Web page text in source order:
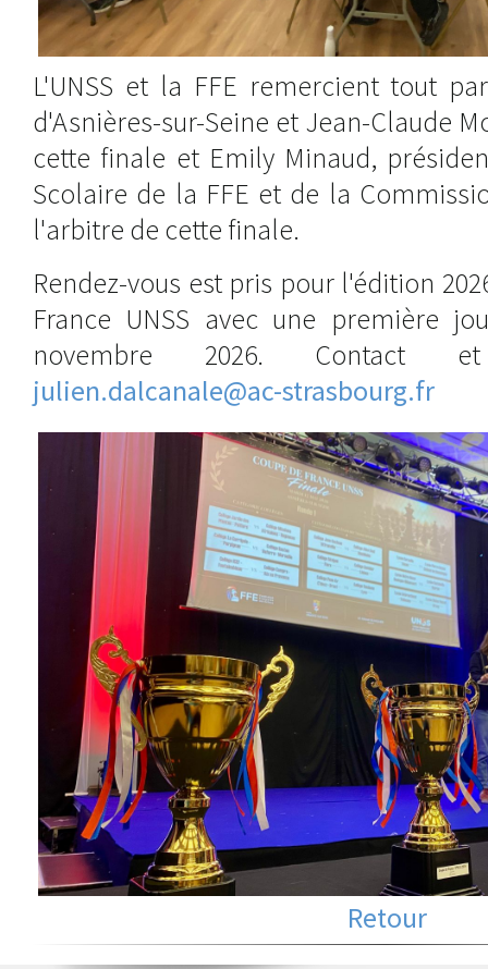
L'UNSS et la FFE remercient tout
d'Asnières-sur-Seine et Jean-Claude
cette finale et Emily Minaud,
Scolaire de la FFE et de la
l'arbitre de cette finale.
Rendez-vous est pris pour l'édition
France UNSS avec une première
novembre 2026. Contact
julien.dalcanale@ac-strasbourg.fr
Retour